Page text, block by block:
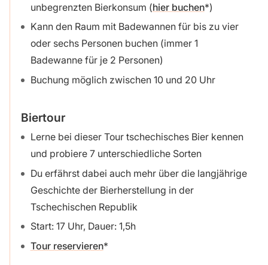
unbegrenzten Bierkonsum (hier buchen )
Kann den Raum mit Badewannen für bis zu vier
oder sechs Personen buchen (immer 1
Badewanne für je 2 Personen)
Buchung möglich zwischen 10 und 20 Uhr
Biertour
Lerne bei dieser Tour tschechisches Bier kennen
und probiere 7 unterschiedliche Sorten
Du erfährst dabei auch mehr über die langjährige
Geschichte der Bierherstellung in der
Tschechischen Republik
Start: 17 Uhr, Dauer: 1,5h
Tour reservieren